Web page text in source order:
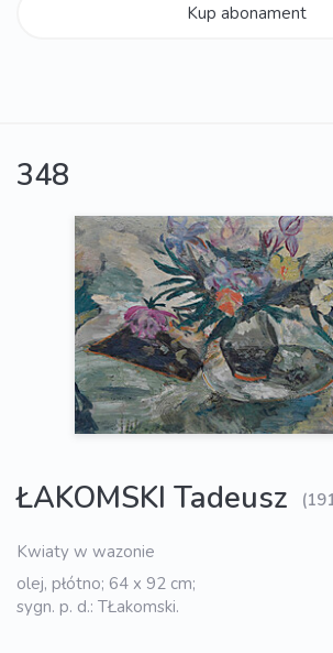
Kup abonament
348
ŁAKOMSKI Tadeusz
Kwiaty w wazonie
olej, płótno; 64 x 92 cm;
sygn. p. d.: TŁakomski.